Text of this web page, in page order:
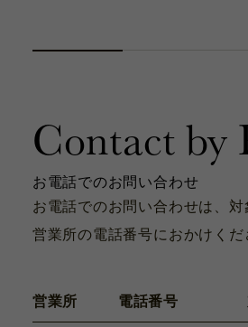
カタログ
お問い合わせ
Contact
Contact by
お電話でのお問い合わせ
お電話でのお問い合わせは、
営業所の電話番号におかけくだ
営業所 電話番号